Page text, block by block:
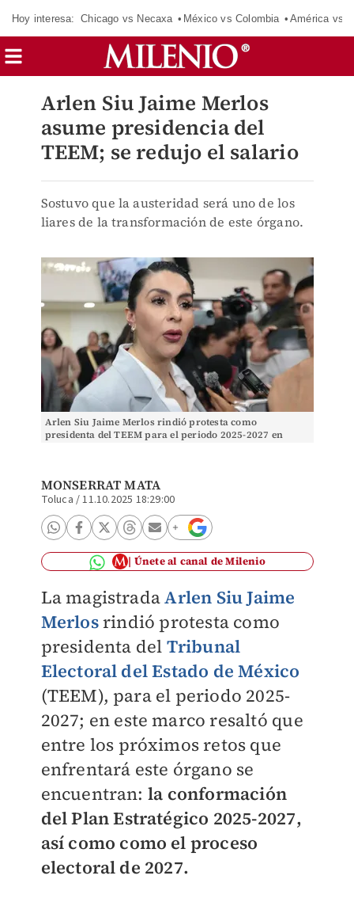
Hoy interesa: Chicago vs Necaxa México vs Colombia América vs
Arlen Siu Jaime Merlos
asume presidencia del
TEEM; se redujo el salario
Sostuvo que la austeridad será uno de los
liares de la transformación de este órgano.
Arlen Siu Jaime Merlos rindió protesta como
presidenta del TEEM para el periodo 2025-2027 en
MONSERRAT MATA
Toluca /11.10.2025 18:29:00
Únete al canal de Milenio
La magistradaArlen Siu Jaime
Merlosrindió protesta como
presidenta del Tribunal
Electoral del Estado de México
(TEEM), para el periodo 2025-
2027; en este marco resaltó que
entre los próximos retos que
enfrentará este órgano se
encuentran: la conformación
del Plan Estratégico 2025-2027,
así como como el proceso
electoral de 2027.